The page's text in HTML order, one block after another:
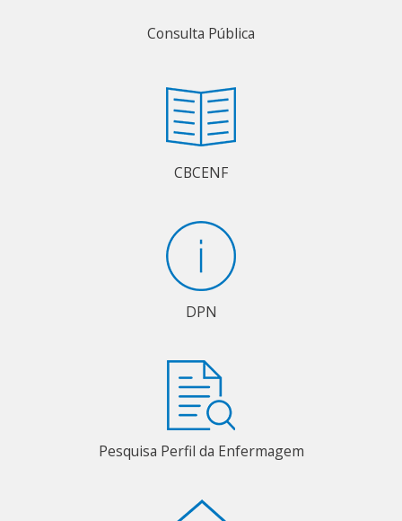
Consulta Pública
CBCENF
DPN
Pesquisa Perfil da Enfermagem